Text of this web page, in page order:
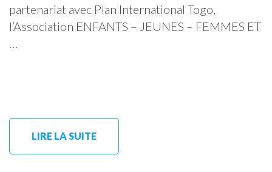
partenariat avec Plan International Togo,
l’Association ENFANTS – JEUNES – FEMMES ET
…
LIRE LA SUITE